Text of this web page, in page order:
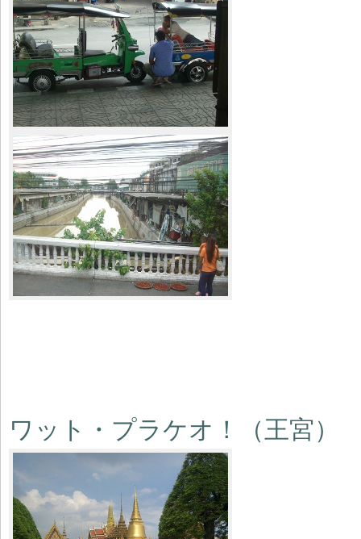
ワット・プラケオ！（王宮）